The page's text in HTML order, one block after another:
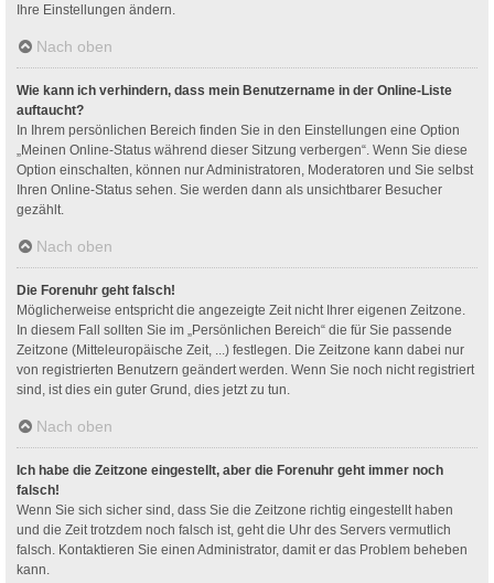
Ihre Einstellungen ändern.
Nach oben
Wie kann ich verhindern, dass mein Benutzername in der Online-Liste
auftaucht?
In Ihrem persönlichen Bereich finden Sie in den Einstellungen eine Option
„Meinen Online-Status während dieser Sitzung verbergen“. Wenn Sie diese
Option einschalten, können nur Administratoren, Moderatoren und Sie selbst
Ihren Online-Status sehen. Sie werden dann als unsichtbarer Besucher
gezählt.
Nach oben
Die Forenuhr geht falsch!
Möglicherweise entspricht die angezeigte Zeit nicht Ihrer eigenen Zeitzone.
In diesem Fall sollten Sie im „Persönlichen Bereich“ die für Sie passende
Zeitzone (Mitteleuropäische Zeit, ...) festlegen. Die Zeitzone kann dabei nur
von registrierten Benutzern geändert werden. Wenn Sie noch nicht registriert
sind, ist dies ein guter Grund, dies jetzt zu tun.
Nach oben
Ich habe die Zeitzone eingestellt, aber die Forenuhr geht immer noch
falsch!
Wenn Sie sich sicher sind, dass Sie die Zeitzone richtig eingestellt haben
und die Zeit trotzdem noch falsch ist, geht die Uhr des Servers vermutlich
falsch. Kontaktieren Sie einen Administrator, damit er das Problem beheben
kann.